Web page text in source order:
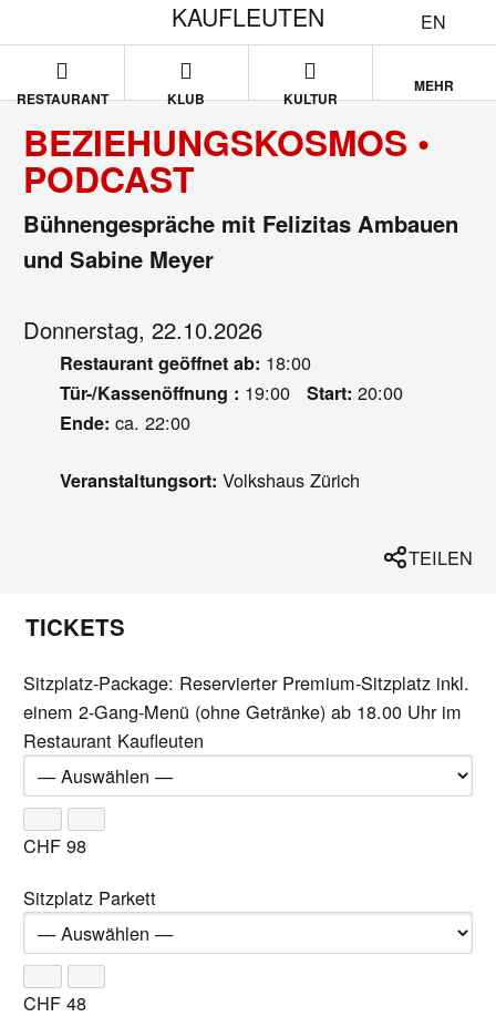
EN
KAUFLEUTEN
RESTAURANT KLUB KULTUR
MEHR
BEZIEHUNGSKOSMOS •
PODCAST
Bühnengespräche mit Felizitas Ambauen
und Sabine Meyer
Donnerstag, 22.10.2026
Restaurant geöffnet ab: 18:00
Tür-/Kassenöffnung : 19:00 Start: 20:00
Ende: ca. 22:00
Veranstaltungsort: Volkshaus Zürich
TEILEN
TICKETS
Sitzplatz-Package: Reservierter Premium-Sitzplatz inkl.
einem 2-Gang-Menü (ohne Getränke) ab 18.00 Uhr im
Restaurant Kaufleuten
CHF 98
Sitzplatz Parkett
CHF 48